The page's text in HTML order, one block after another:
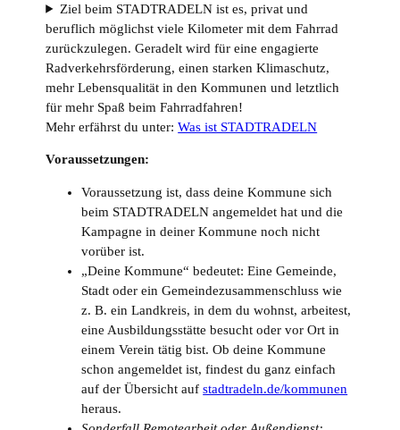
Ziel beim STADTRADELN ist es, privat und
beruflich möglichst viele Kilometer mit dem Fahrrad
zurückzulegen. Geradelt wird für eine engagierte
Radverkehrsförderung, einen starken Klimaschutz,
mehr Lebensqualität in den Kommunen und letztlich
für mehr Spaß beim Fahrradfahren!
Mehr erfährst du unter:Was ist STADTRADELN
Voraussetzungen:
Voraussetzung ist, dass deine Kommune sich
beim STADTRADELN angemeldet hat und die
Kampagne in deiner Kommune noch nicht
vorüber ist.
„Deine Kommune“ bedeutet: Eine Gemeinde,
Stadt oder ein Gemeindezusammenschluss wie
z. B. ein Landkreis, in dem du wohnst, arbeitest,
eine Ausbildungsstätte besucht oder vor Ort in
einem Verein tätig bist. Ob deine Kommune
schon angemeldet ist, findest du ganz einfach
auf der Übersicht aufstadtradeln.de/kommunen
heraus.